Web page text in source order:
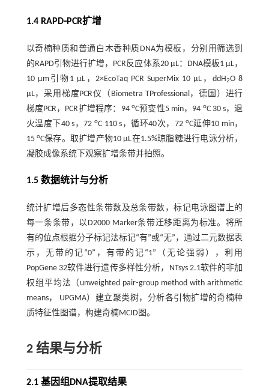
1.4 RAPD⁃PCR扩增
以奇楠种质和普通白木香种质DNA为模板，分别用筛选到
的RAPD引物进行扩增，PCR反应体系20 μL：DNA模板1 μL，
10 μm引物1 μL，2×EcoTaq PCR SuperMix 10 μL，ddH2O 8
μL，采用梯度PCR仪（Biometra TProfessional，德国）进行
梯度PCR，PCR扩增程序：94 oC预变性5 min，94 oC 30 s，退
火温度下40 s，72oC 110 s，循环40次，72 oC延伸10 min，
15 oC保存。取扩增产物10 µL在1.5%琼脂糖进行电泳分析，
凝胶成像系统下观察扩增条带并拍照。
1.5 数据统计与分析
统计扩增后多态性条带数及总条带数，标记电泳图谱上的
每一条条带，以D2000 Marker条带迁移距离为标准。将所
有的位点根据分子标记法标记“有”或“无”，通过二元数据表
示，无带的记“0”，有带的记“1”（无论强弱），利用
PopGene 32软件进行遗传多样性分析，NTsys 2.1软件的非加
权组平均法（unweighted pair⁃group method with arithmetic
means， UPGMA）建立聚类树，分析各引物扩增的奇楠种
质特征性图谱，构建奇楠MCID图。
2 结果与分析
2.1 基因组DNA提取结果